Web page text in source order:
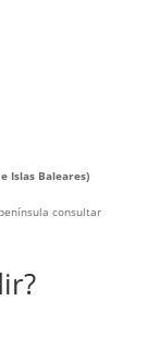
Islas Baleares)
consultar